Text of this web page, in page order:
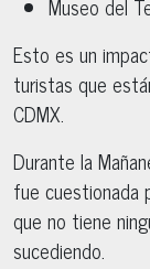
Museo del
Esto es un
turistas que
CDMX.
Durante la
fue cuestionada
que no tiene
sucediendo.